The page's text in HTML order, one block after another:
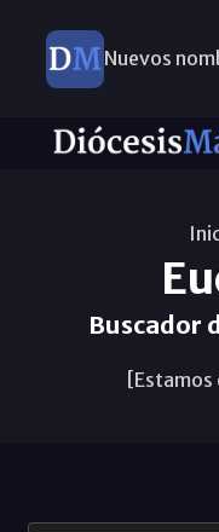
Nuevos
Buscador
[Estamos